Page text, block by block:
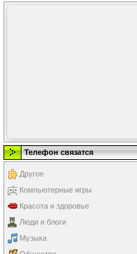
Телефон связатся
Другое
Компьютерные игры
Красота и здоровье
Люди и блоги
Музыка